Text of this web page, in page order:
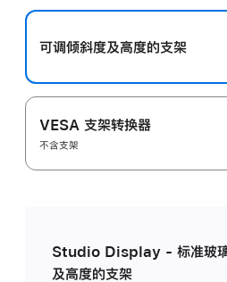
可调倾斜度及高‍度的支‍架
VESA 支架转换器
不含支架
Studio Display - 标准玻璃
及高度的支架